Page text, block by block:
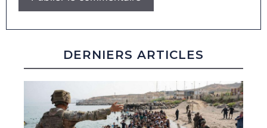
DERNIERS ARTICLES